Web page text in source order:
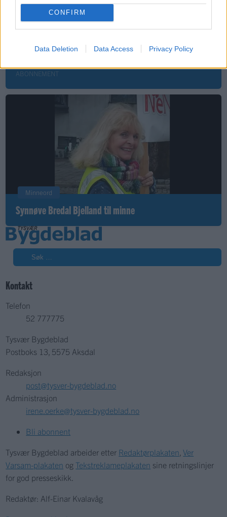
CONFIRM
Data Deletion Data Access Privacy Policy
Nokon må sove dårleg om natta
ABONNEMENT
Minneord
Synnøve Bredal Bjelland til minne
Kontakt
Telefon
52 777775
Tysvær Bygdeblad
Postboks 13, 5575 Aksdal
Redaksjon
post@tysver-bygdeblad.no
Administrasjon
irene.oerke@tysver-bygdeblad.no
Bli abonnent
Tysvær Bygdeblad arbeider etter Redaktørplakaten ,Ver
Varsam-plakaten og Tekstreklameplakaten sine retningslinjer
for god presseskikk.
Redaktør: Alf-Einar Kvalavåg